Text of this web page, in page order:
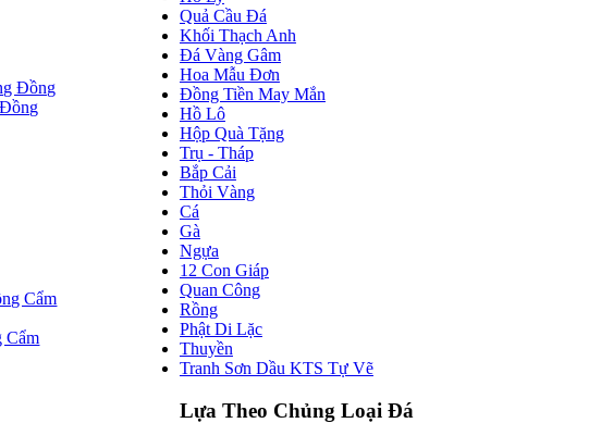
Cẩm
Quả Cầu Đá
Khối Thạch Anh
Đá Vàng Gâm
Hoa Mẫu Đơn
Đồng Tiền May Mắn
Hồ Lô
Hộp Quà Tặng
Trụ - Tháp
Bắp Cải
Thỏi Vàng
Cá
Gà
Ngựa
12 Con Giáp
Quan Công
Rồng
Phật Di Lặc
Thuyền
Tranh Sơn Dầu KTS Tự Vẽ
Lựa Theo Chủng Loại Đá